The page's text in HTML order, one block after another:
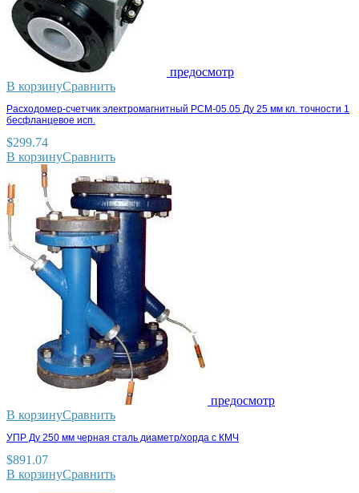
предосмотр
В корзинуСравнить
Расходомер-счетчик электромагнитный РСМ-05.05 Ду 25 мм кл. точности 1
бесфланцевое исп.
$299.74
В корзинуСравнить
предосмотр
В корзинуСравнить
УПР Ду 250 мм черная сталь диаметр/хорда с КМЧ
$891.07
В корзинуСравнить